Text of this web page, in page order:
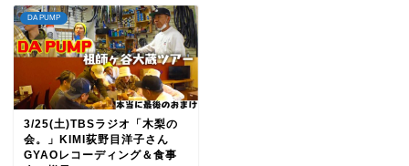
DA PUMP
3/25(土)TBSラジオ「木梨の
会。」KIMI荻野目洋子さん
GYAOレコーディング＆食事